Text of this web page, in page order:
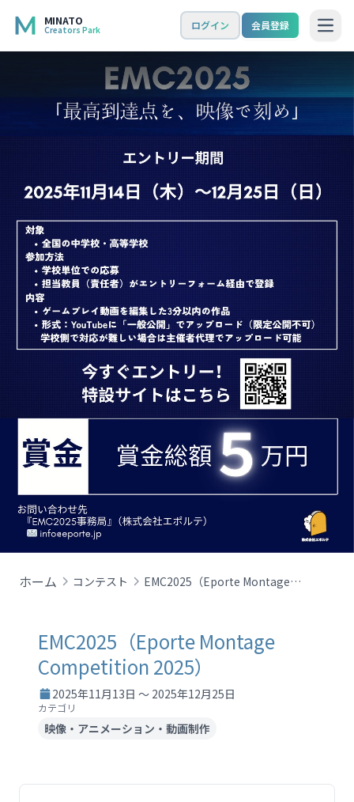
MINATO
Creators Park ログイン 会員登録
ホーム コンテスト EMC2025（Eporte Montage Competition 2025）
EMC2025（Eporte Montage
Competition 2025）
2025年11月13日 ～ 2025年12月25日
カテゴリ
映像・アニメーション・動画制作